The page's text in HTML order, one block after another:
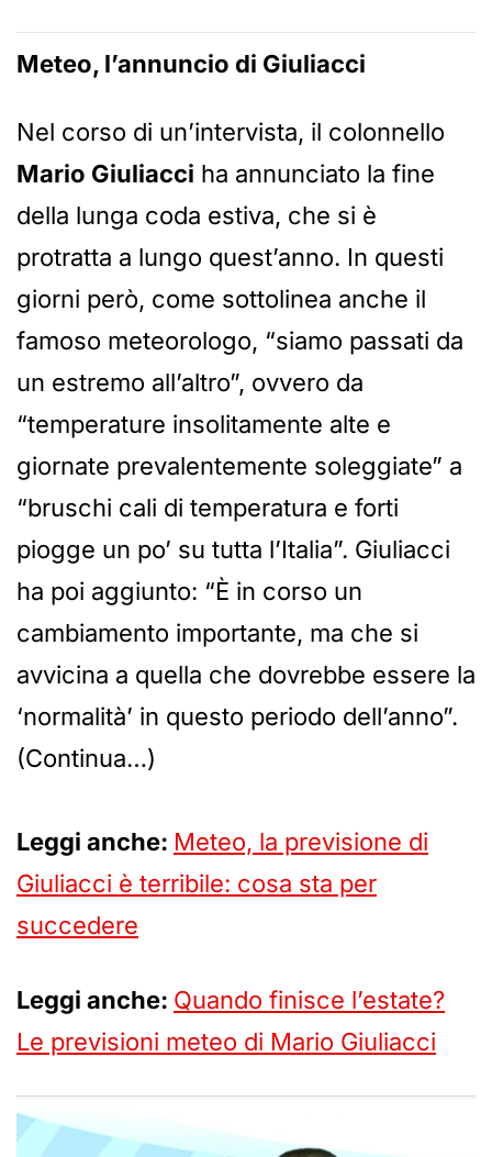
Meteo, l’annuncio di Giuliacci
Nel corso di un’intervista, il colonnello
Mario Giuliacci ha annunciato la fine
della lunga coda estiva, che si è
protratta a lungo quest’anno. In questi
giorni però, come sottolinea anche il
famoso meteorologo, “siamo passati da
un estremo all’altro”, ovvero da
“temperature insolitamente alte e
giornate prevalentemente soleggiate” a
“bruschi cali di temperatura e forti
piogge un po’ su tutta l’Italia”. Giuliacci
ha poi aggiunto: “È in corso un
cambiamento importante, ma che si
avvicina a quella che dovrebbe essere la
‘normalità’ in questo periodo dell’anno”.
(Continua…)
Leggi anche: Meteo, la previsione di
Giuliacci è terribile: cosa sta per
succedere
Leggi anche: Quando finisce l’estate?
Le previsioni meteo di Mario Giuliacci